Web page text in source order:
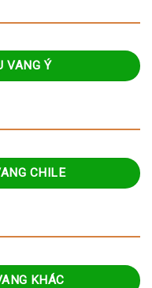
VANG Ý
CHILE
KHÁC